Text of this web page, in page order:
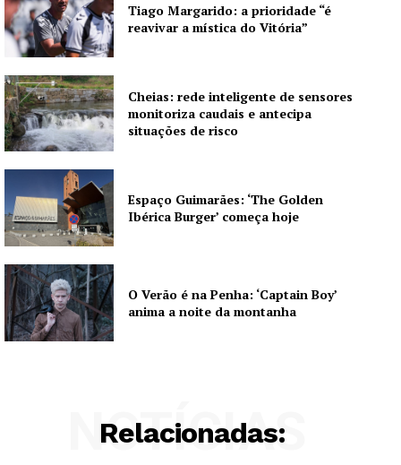
Grande Entrevista
Publicidade
Tiago Margarido: a prioridade “é
reavivar a mística do Vitória”
Cheias: rede inteligente de sensores
monitoriza caudais e antecipa
situações de risco
Espaço Guimarães: ‘The Golden
Ibérica Burger’ começa hoje
O Verão é na Penha: ‘Captain Boy’
anima a noite da montanha
Relacionadas:
NOTÍCIAS